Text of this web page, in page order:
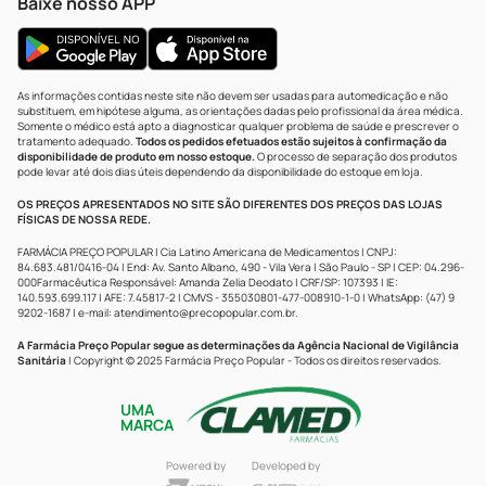
As informações contidas neste site não devem ser usadas para automedicação e não
substituem, em hipótese alguma, as orientações dadas pelo profissional da área médica.
Somente o médico está apto a diagnosticar qualquer problema de saúde e prescrever o
tratamento adequado. Todos os pedidos efetuados estão sujeitos à confirmação da
disponibilidade de produto em nosso estoque.O processo de separação dos produtos
pode levar até dois dias úteis dependendo da disponibilidade do estoque em loja.
OS PREÇOS APRESENTADOS NO SITE SÃO DIFERENTES DOS PREÇOS DAS LOJAS
FÍSICAS DE NOSSA REDE.
FARMÁCIA PREÇO POPULAR | Cia Latino Americana de Medicamentos | CNPJ:
84.683.481/0416-04 | End: Av. Santo Albano, 490 - Vila Vera | São Paulo - SP | CEP: 04.296-
000Farmacêutica Responsável: Amanda Zelia Deodato | CRF/SP: 107393 | IE:
140.593.699.117 | AFE: 7.45817-2 | CMVS - 355030801-477-008910-1-0 | WhatsApp: (47) 9
9202-1687 | e-mail: atendimento@precopopular.com.br.
A Farmácia Preço Popular segue as determinações da Agência Nacional de Vigilância
Sanitária | Copyright © 2025 Farmácia Preço Popular - Todos os direitos reservados.
UMA
MARCA
Powered by Developed by